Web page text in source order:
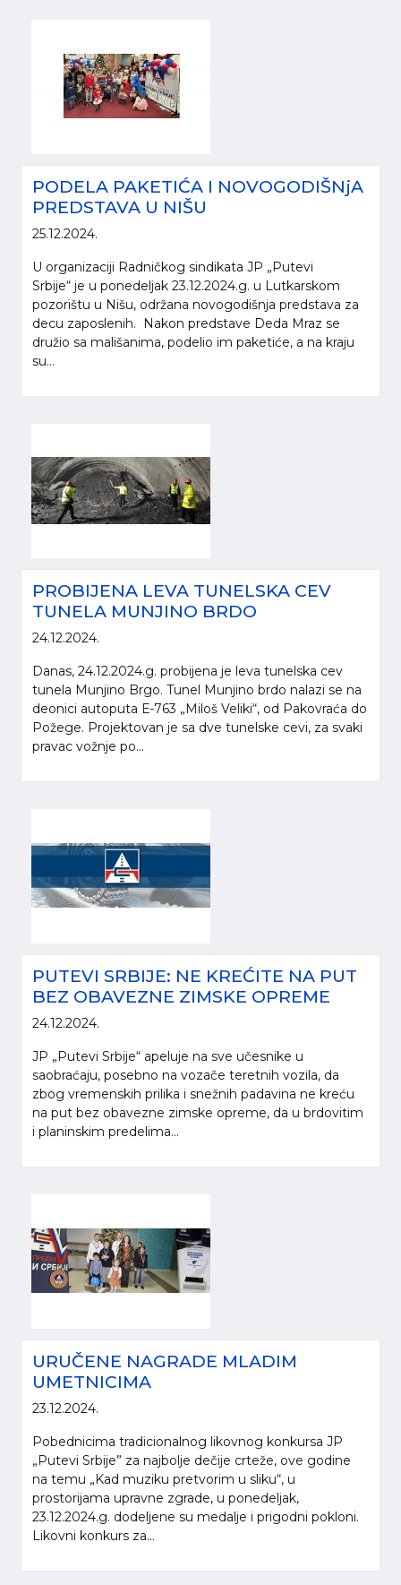
PODELA PAKETIĆA I NOVOGODIŠNjA
PREDSTAVA U NIŠU
25.12.2024.
U organizaciji Radničkog sindikata JP „Putevi
Srbije“ je u ponedeljak 23.12.2024.g. u Lutkarskom
pozorištu u Nišu, održana novogodišnja predstava za
decu zaposlenih. Nakon predstave Deda Mraz se
družio sa mališanima, podelio im paketiće, a na kraju
su...
PROBIJENA LEVA TUNELSKA CEV
TUNELA MUNJINO BRDO
24.12.2024.
Danas, 24.12.2024.g. probijena je leva tunelska cev
tunela Munjino Brgo. Tunel Munjino brdo nalazi se na
deonici autoputa Е-763 „Miloš Veliki“, od Pakovraća do
Požege. Projektovan je sa dve tunelske cevi, za svaki
pravac vožnje po...
PUTEVI SRBIJE: NE KREĆITE NA PUT
BEZ OBAVEZNE ZIMSKE OPREME
24.12.2024.
JP „Putevi Srbije“ apeluje na sve učesnike u
saobraćaju, posebno na vozače teretnih vozila, da
zbog vremenskih prilika i snežnih padavina ne kreću
na put bez obavezne zimske opreme, da u brdovitim
i planinskim predelima...
URUČENE NAGRADE MLADIM
UMETNICIMA
23.12.2024.
Pobednicima tradicionalnog likovnog konkursa JP
„Putevi Srbije” za najbolje dečije crteže, ove godine
na temu „Kad muziku pretvorim u sliku“, u
prostorijama upravne zgrade, u ponedeljak,
23.12.2024.g. dodeljene su medalje i prigodni pokloni.
Likovni konkurs za...